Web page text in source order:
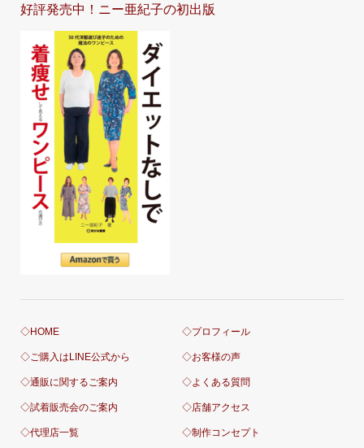
好評発売中！ニー亜紀子の初出版
◇HOME
◇ご購入はLINE公式から
◇通販に関するご案内
◇試着販売会のご案内
◇代理店一覧
◇プロフィール
◇お客様の声
◇よくある質問
◇店舗アクセス
◇制作コンセプト